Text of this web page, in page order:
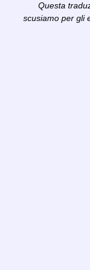
Questa
scusiamo per gli